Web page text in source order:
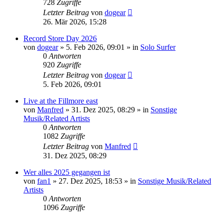
728 Zugriffe
Letzter Beitrag von dogear
26. Mär 2026, 15:28
Record Store Day 2026
von dogear» 5. Feb 2026, 09:01 » in Solo Surfer
0 Antworten
920 Zugriffe
Letzter Beitrag von dogear
5. Feb 2026, 09:01
Live at the Fillmore east
von Manfred » 31. Dez 2025, 08:29 » in Sonstige
Musik/Related Artists
0 Antworten
1082 Zugriffe
Letzter Beitrag von Manfred
31. Dez 2025, 08:29
Wer alles 2025 gegangen ist
von fan1 » 27. Dez 2025, 18:53 » in Sonstige Musik/Related
Artists
0 Antworten
1096 Zugriffe